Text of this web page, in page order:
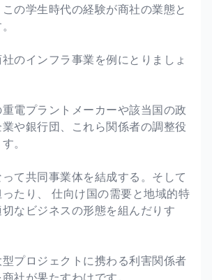
の学生時代の経験が商社の業態と
のインフラ事業を例にとりましょ
電プラントメーカーや該当国の政
や銀行団、これら関係者の調整役
。
て共同事業体を結成する。そして
たり、 仕向け国の需要と地域的特
なビジネスの形態を組んだりす
プロジェクトに携わる利害関係者
社が果たすわけです。